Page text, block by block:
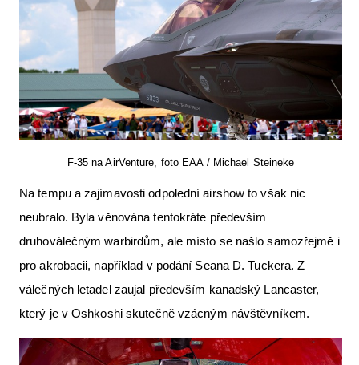
F-35 na AirVenture, foto EAA / Michael Steineke
Na tempu a zajímavosti odpolední airshow to však nic
neubralo. Byla věnována tentokráte především
druhoválečným warbirdům, ale místo se našlo samozřejmě i
pro akrobacii, například v podání Seana D. Tuckera. Z
válečných letadel zaujal především kanadský Lancaster,
který je v Oshkoshi skutečně vzácným návštěvníkem.